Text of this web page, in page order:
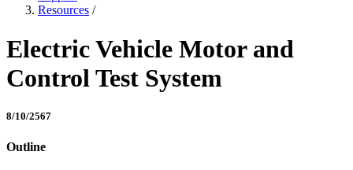
Resources /
Electric Vehicle Motor and
Control Test System
8/10/2567
Outline